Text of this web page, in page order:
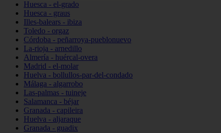
Huesca - el-grado
Huesca - graus
Illes-balears - ibiza
Toledo - orgaz
Córdoba - peñarroya-pueblonuevo
La-rioja - arnedillo
Almería - huércal-overa
Madrid - el-molar
Huelva - bollullos-par-del-condado
Málaga - algarrobo
Las-palmas - tuineje
Salamanca - béjar
Granada - capileira
Huelva - aljaraque
Granada - guadix